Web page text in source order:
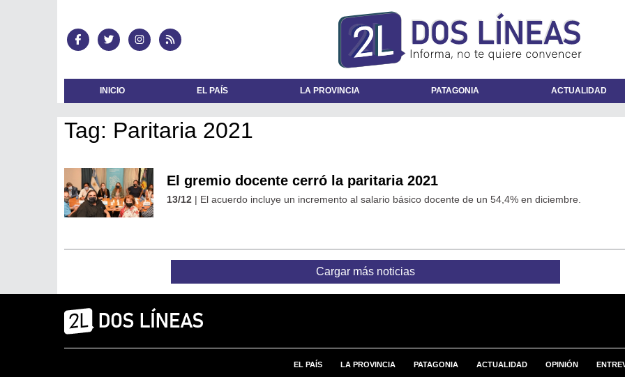
INICIO EL PAÍS LA PROVINCIA PATAGONIA ACTUALIDAD
Tag: Paritaria 2021
El gremio docente cerró la paritaria 2021
13/12 | El acuerdo incluye un incremento al salario básico docente de un 54,4% en diciembre.
Cargar más noticias
EL PAÍS LA PROVINCIA PATAGONIA ACTUALIDAD OPINIÓN